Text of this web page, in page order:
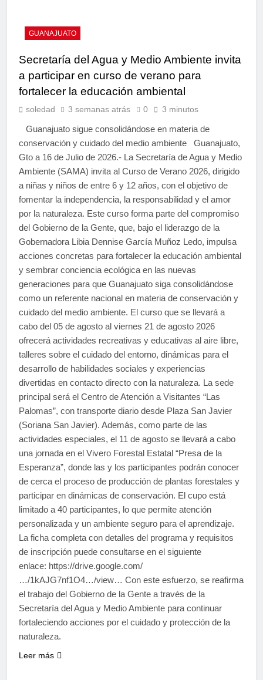
GUANAJUATO
Secretaría del Agua y Medio Ambiente invita
a participar en curso de verano para
fortalecer la educación ambiental
soledad 3 semanas atrás 0 3 minutos
Guanajuato sigue consolidándose en materia de
conservación y cuidado del medio ambiente Guanajuato,
Gto a 16 de Julio de 2026.- La Secretaría de Agua y Medio
Ambiente (SAMA) invita al Curso de Verano 2026, dirigido
a niñas y niños de entre 6 y 12 años, con el objetivo de
fomentar la independencia, la responsabilidad y el amor
por la naturaleza. Este curso forma parte del compromiso
del Gobierno de la Gente, que, bajo el liderazgo de la
Gobernadora Libia Dennise García Muñoz Ledo, impulsa
acciones concretas para fortalecer la educación ambiental
y sembrar conciencia ecológica en las nuevas
generaciones para que Guanajuato siga consolidándose
como un referente nacional en materia de conservación y
cuidado del medio ambiente. El curso que se llevará a
cabo del 05 de agosto al viernes 21 de agosto 2026
ofrecerá actividades recreativas y educativas al aire libre,
talleres sobre el cuidado del entorno, dinámicas para el
desarrollo de habilidades sociales y experiencias
divertidas en contacto directo con la naturaleza. La sede
principal será el Centro de Atención a Visitantes “Las
Palomas”, con transporte diario desde Plaza San Javier
(Soriana San Javier). Además, como parte de las
actividades especiales, el 11 de agosto se llevará a cabo
una jornada en el Vivero Forestal Estatal “Presa de la
Esperanza”, donde las y los participantes podrán conocer
de cerca el proceso de producción de plantas forestales y
participar en dinámicas de conservación. El cupo está
limitado a 40 participantes, lo que permite atención
personalizada y un ambiente seguro para el aprendizaje.
La ficha completa con detalles del programa y requisitos
de inscripción puede consultarse en el siguiente
enlace: https://drive.google.com/
…/1kAJG7nf1O4…/view… Con este esfuerzo, se reafirma
el trabajo del Gobierno de la Gente a través de la
Secretaría del Agua y Medio Ambiente para continuar
fortaleciendo acciones por el cuidado y protección de la
naturaleza.
Leer más